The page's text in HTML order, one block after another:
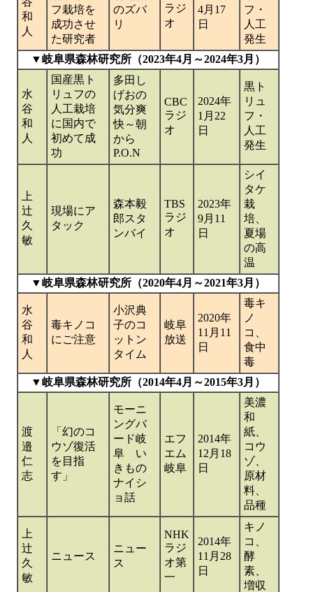
和
人
フ栽培を
成功させ
た研究者
のズバ
リ
ラジ
オ
4月17
日
フ・
人工
発生
▼岐阜県森林研究所（2023年4月～2024年3月）
水
谷
和
人
国産黒ト
リュフの
人工栽培
に国内で
初めて成
功
多田し
げおの
気分爽
快～朝
から
P.O.N
CBC
ラジ
オ
2024年
1月22
日
黒ト
リュ
フ・
人工
発生
上
辻
久
敏
現場にア
タック
森本毅
郎スタ
ンバイ
TBS
ラジ
オ
2023年
9月11
日
シイ
タケ
栽
培、
夏場
の高
温
▼岐阜県森林研究所（2020年4月～2021年3月）
水
谷
和
人
毒キノコ
にご注意
小沢典
子のコ
ットン
タイム
岐阜
放送
2020年
11月11
日
毒キ
ノ
コ、
食中
毒
▼岐阜県森林研究所（2014年4月～2015年3月）
渡
邉
仁
志
「幻のコ
ウゾ復活
を目指
す」
モーニ
ングバ
ード岐
阜 い
きもの
ナイシ
ョ話
エフ
エム
岐阜
2014年
12月18
日
美濃
和
紙、
コウ
ゾ、
原材
料、
品種
上
辻
久
敏
ニュース
ニュー
ス
NHK
ラジ
オ第
一
2014年
11月28
日
キノ
コ、
酵
素、
増収